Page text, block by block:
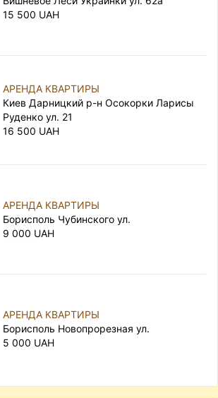
15 500 UAH
АРЕНДА КВАРТИРЫ
Киев Дарницкий р-н Осокорки Ларисы
Руденко ул. 21
16 500 UAH
АРЕНДА КВАРТИРЫ
Борисполь Чубинского ул.
9 000 UAH
АРЕНДА КВАРТИРЫ
Борисполь Новопрорезная ул.
5 000 UAH